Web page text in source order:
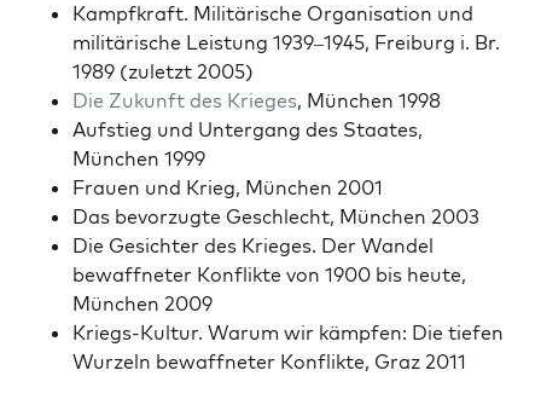
Kampfkraft. Mil­itärische Organ­i­sa­tion und
mil­itärische Leis­tung 1939–1945, Freiburg i. Br.
1989 (zulet­zt 2005)
Die Zukun­ft des Krieges, München 1998
Auf­stieg und Unter­gang des Staates,
München 1999
Frauen und Krieg, München 2001
Das bevorzugte Geschlecht, München 2003
Die Gesichter des Krieges. Der Wan­del
bewaffneter Kon­flik­te von 1900 bis heute,
München 2009
Kriegs-Kul­tur. Warum wir kämpfen: Die tiefen
Wurzeln bewaffneter Kon­flik­te, Graz 2011